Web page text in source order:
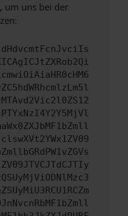
um uns bei der